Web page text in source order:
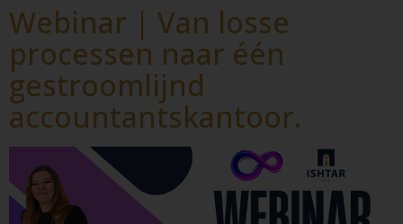
Webinar | Van losse
processen naar één
gestroomlijnd
accountantskantoor.